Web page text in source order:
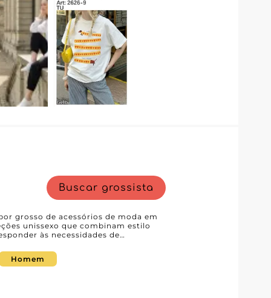
com um especialista europeu
Buscar grossista
grosso de acessórios de moda em
unissexo que combinam estilo
às necessidades de
a sua oferta com produtos
e simplificar o processo de
Wholesaler, os retalhistas
e desenvolver uma parceria
Homem